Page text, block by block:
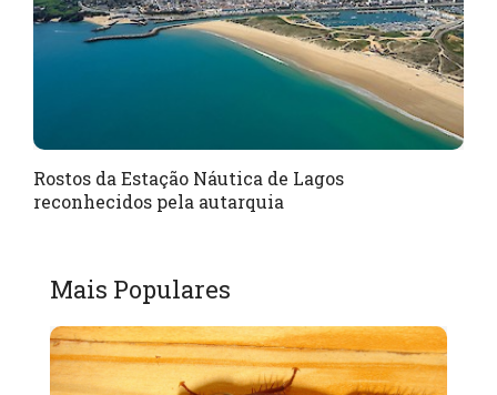
Rostos da Estação Náutica de Lagos
reconhecidos pela autarquia
Mais Populares